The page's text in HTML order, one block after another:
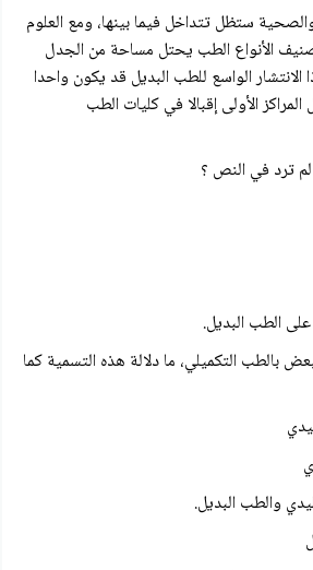
ستظل تتداخل فيما بينها، ومع العلوم
الأنواع الطب يحتل مساحة من الجدل
الانتشار الواسع للطب البديل قد يكون واحدا
الأولى إقبالا في كليات الطب
الطب البديل.
بالطب التكميلي، ما دلالة هذه التسمية كما
والطب البديل.